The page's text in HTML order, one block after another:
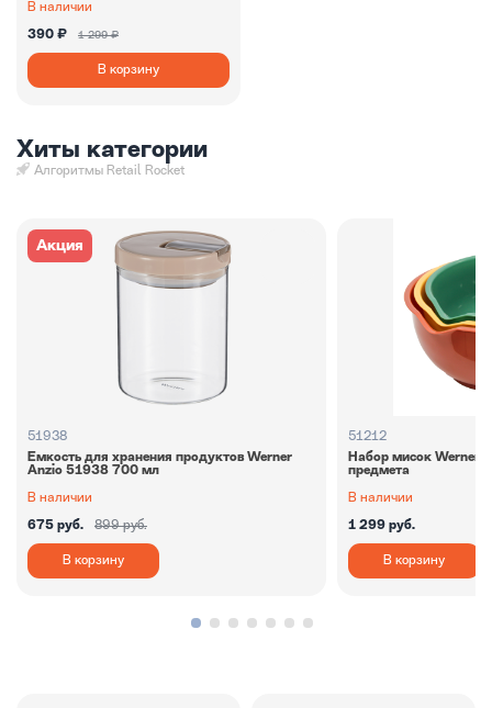
В наличии
390 ₽ 1 299 ₽
В корзину
Хиты категории
Алгоритмы Retail Rocket
Акция
51938
Емкость для хранения продуктов Werner
Anzio 51938 700 мл
В наличии
675 руб. 899 руб.
В корзину
51212
Набор мисок Werner
предмета
В наличии
1 299 руб.
В корзину